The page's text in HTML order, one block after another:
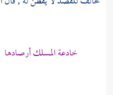
خادعة المسلك